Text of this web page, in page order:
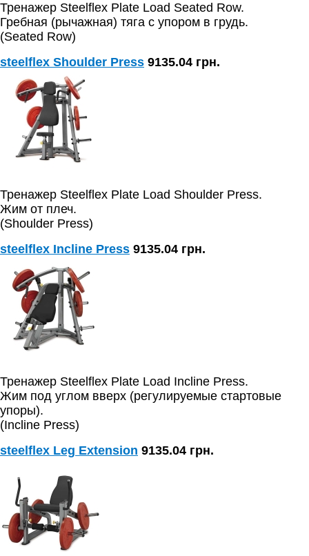
Тренажер Steelflex Plate Load Seated Row.
Гребная (рычажная) тяга с упором в грудь.
(Seated Row)
steelflex Shoulder Press 9135.04 грн.
Тренажер Steelflex Plate Load Shoulder Press.
Жим от плеч.
(Shoulder Press)
steelflex Incline Press 9135.04 грн.
Тренажер Steelflex Plate Load Incline Press.
Жим под углом вверх (регулируемые стартовые
упоры).
(Incline Press)
steelflex Leg Extension 9135.04 грн.